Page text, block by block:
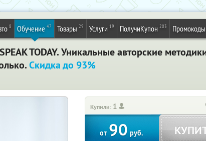
8 Обучение 47 Товары 29 Услуги 19 ПолучиКупон 203 Промокоды
TODAY. Уникальные авторские
Скидка до 93%
Купили: 1
от 90руб.